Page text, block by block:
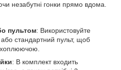
незабутні гонки прямо вдома.
пультом: Використовуйте
стандартний пульт, щоб
: В комплект входить